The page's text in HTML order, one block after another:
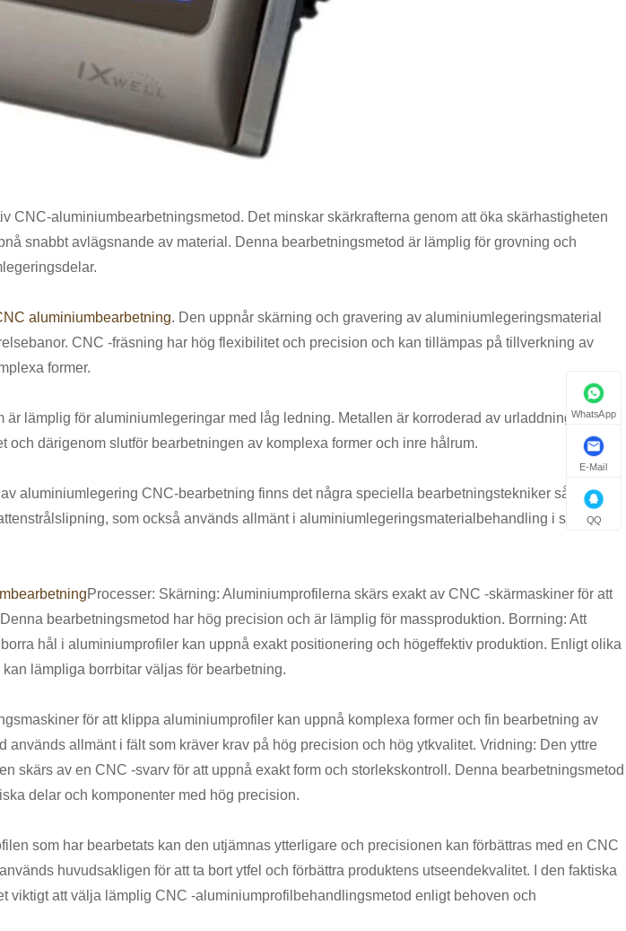
CNC-aluminiumbearbetningsmetod. Det minskar skärkrafterna genom att öka skärhastigheten
snabbt avlägsnande av material. Denna bearbetningsmetod är lämplig för grovning och
aluminiumbearbetning. Den uppnår skärning och gravering av aluminiumlegeringsmaterial
CNC -fräsning har hög flexibilitet och precision och kan tillämpas på tillverkning av
former.
är lämplig för aluminiumlegeringar med låg ledning. Metallen är korroderad av urladdningen
och därigenom slutför bearbetningen av komplexa former och inre hålrum.
aluminiumlegering CNC-bearbetning finns det några speciella bearbetningstekniker såsom
som också används allmänt i aluminiumlegeringsmaterialbehandling i specifika
Processer: Skärning: Aluminiumprofilerna skärs exakt av CNC -skärmaskiner för att
bearbetningsmetod har hög precision och är lämplig för massproduktion. Borrning: Att
hål i aluminiumprofiler kan uppnå exakt positionering och högeffektiv produktion. Enligt olika
lämpliga borrbitar väljas för bearbetning.
för att klippa aluminiumprofiler kan uppnå komplexa former och fin bearbetning av
används allmänt i fält som kräver krav på hög precision och hög ytkvalitet. Vridning: Den yttre
skärs av en CNC -svarv för att uppnå exakt form och storlekskontroll. Denna bearbetningsmetod
delar och komponenter med hög precision.
som har bearbetats kan den utjämnas ytterligare och precisionen kan förbättras med en CNC
huvudsakligen för att ta bort ytfel och förbättra produktens utseendekvalitet. I den faktiska
viktigt att välja lämplig CNC -aluminiumprofilbehandlingsmetod enligt behoven och
WhatsApp
E-Mail
QQ